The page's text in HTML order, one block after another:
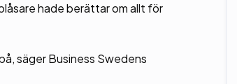
hade berättar om allt för
säger Business Swedens